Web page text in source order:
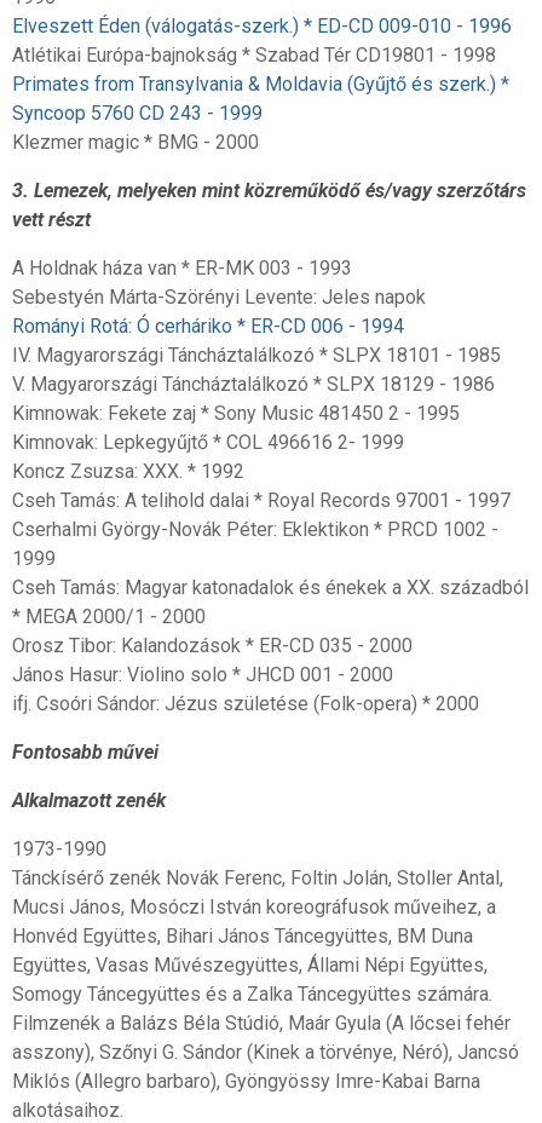
Elveszett Éden (válogatás-szerk.) * ED-CD 009-010 - 1996
Atlétikai Európa-bajnokság * Szabad Tér CD19801 - 1998
Primates from Transylvania & Moldavia (Gyűjtő és szerk.) *
Syncoop 5760 CD 243 - 1999
Klezmer magic * BMG - 2000
3. Lemezek, melyeken mint közreműködő és/vagy szerzőtárs
vett részt
A Holdnak háza van * ER-MK 003 - 1993
Sebestyén Márta-Szörényi Levente: Jeles napok
Rományi Rotá: Ó cerháriko * ER-CD 006 - 1994
IV. Magyarországi Táncháztalálkozó * SLPX 18101 - 1985
V. Magyarországi Táncháztalálkozó * SLPX 18129 - 1986
Kimnowak: Fekete zaj * Sony Music 481450 2 - 1995
Kimnovak: Lepkegyűjtő * COL 496616 2- 1999
Koncz Zsuzsa: XXX. * 1992
Cseh Tamás: A telihold dalai * Royal Records 97001 - 1997
Cserhalmi György-Novák Péter: Eklektikon * PRCD 1002 -
1999
Cseh Tamás: Magyar katonadalok és énekek a XX. századból
* MEGA 2000/1 - 2000
Orosz Tibor: Kalandozások * ER-CD 035 - 2000
János Hasur: Violino solo * JHCD 001 - 2000
ifj. Csoóri Sándor: Jézus születése (Folk-opera) * 2000
Fontosabb művei
Alkalmazott zenék
1973-1990
Tánckísérő zenék Novák Ferenc, Foltin Jolán, Stoller Antal,
Mucsi János, Mosóczi István koreográfusok műveihez, a
Honvéd Együttes, Bihari János Táncegyüttes, BM Duna
Együttes, Vasas Művészegyüttes, Állami Népi Együttes,
Somogy Táncegyüttes és a Zalka Táncegyüttes számára.
Filmzenék a Balázs Béla Stúdió, Maár Gyula (A lőcsei fehér
asszony), Szőnyi G. Sándor (Kinek a törvénye, Néró), Jancsó
Miklós (Allegro barbaro), Gyöngyössy Imre-Kabai Barna
alkotásaihoz.